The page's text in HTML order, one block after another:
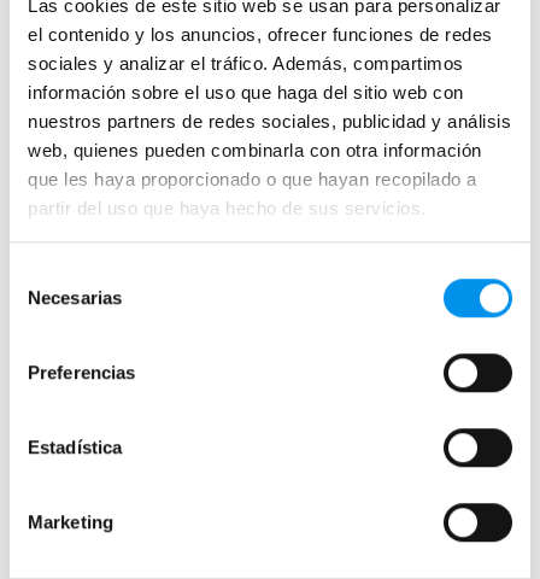
Las cookies de este sitio web se usan para personalizar
el contenido y los anuncios, ofrecer funciones de redes
sociales y analizar el tráfico. Además, compartimos
información sobre el uso que haga del sitio web con
nuestros partners de redes sociales, publicidad y análisis
web, quienes pueden combinarla con otra información
que les haya proporcionado o que hayan recopilado a
partir del uso que haya hecho de sus servicios.
Necesarias
Preferencias
Estadística
Marketing
Mamparas de bañera
Frontales
Bañeras en esquina
Mamparas de bañera sin perfilería
Frontales